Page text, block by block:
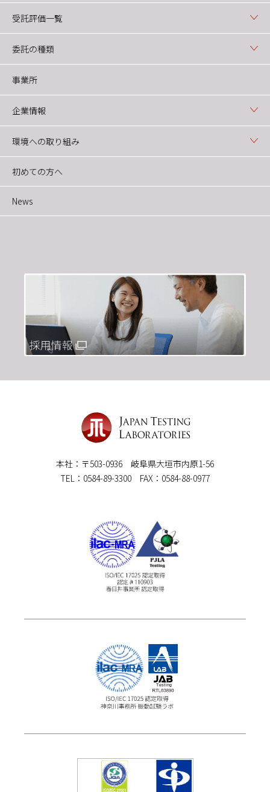
受託評価一覧
委託の種類
事業所
企業情報
環境への取り組み
初めての方へ
News
本社：〒503-0936 岐阜県大垣市内原1-56
TEL：0584-89-3300 FAX：0584-88-0977